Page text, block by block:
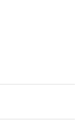
します。